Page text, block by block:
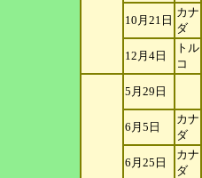
10月21日
カナ
ダ
12月4日
トル
コ
5月29日
6月5日
カナ
ダ
6月25日
カナ
ダ